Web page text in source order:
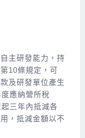
主研發能力，持
10條規定，可
及研發單位產生
應納營所稅
三年內抵減各
，抵減金額以不